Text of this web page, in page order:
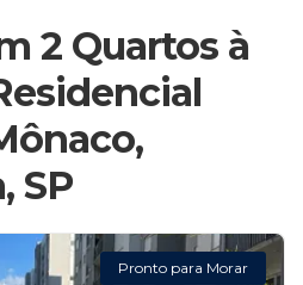
2 Quartos à
SP
Pronto para Morar